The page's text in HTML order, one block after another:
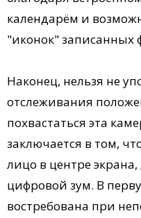
календарём и
"иконок" записанных
Наконец, нельзя не
отслеживания
похвастаться эта
заключается в том,
лицо в центре экрана,
цифровой зум. В
востребована при